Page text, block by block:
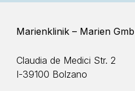
Marienklinik – Marien
Claudia de Medici Str. 2
I-39100 Bolzano